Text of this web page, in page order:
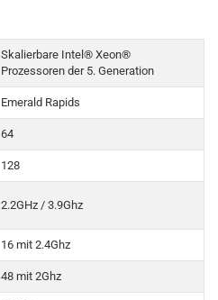
Skalierbare Intel® Xeon®
Prozessoren der 5. Generation
Emerald Rapids
64
128
2.2GHz / 3.9Ghz
16 mit 2.4Ghz
48 mit 2Ghz